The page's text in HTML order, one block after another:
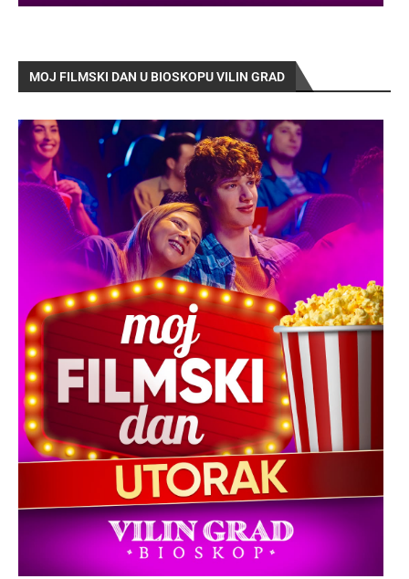
MOJ FILMSKI DAN U BIOSKOPU VILIN GRAD